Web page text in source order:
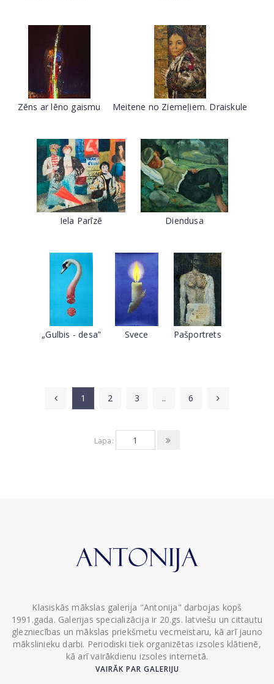
Zēns ar lēno gaismu Meitene no Ziemeļiem. Draiskule
Iela Parīzē Diendusa
„Gulbis - desa” Svece Pašportrets
1 2 3 .. 6
Lapa:
Klasiskās mākslas galerija "Antonija" darbojas kopš
1991.gada. Galerijas specializācija ir 20.gs. latviešu un cittautu
glezniecības un mākslas priekšmetu vecmeistaru, kā arī jauno
mākslinieku darbi. Periodiski tiek organizētas izsoles klātienē,
kā arī vairākdienu izsoles internetā.
VAIRĀK PAR GALERIJU